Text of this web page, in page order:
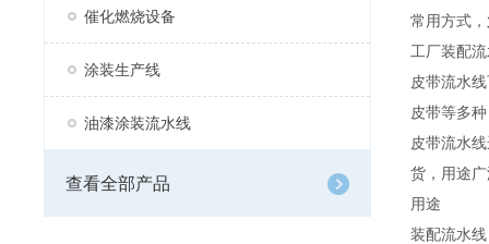
催化燃烧设备
涂装生产线
油漆涂装流水线
查看全部产品
常用方式，
工厂装配
皮带流水
皮带等多
皮带流水
货，用途
用途
装配流水